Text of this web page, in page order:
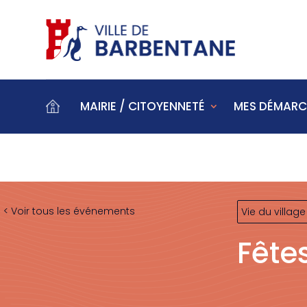
MAIRIE / CITOYENNETÉ MES
< Voir tous les événements Vie du village